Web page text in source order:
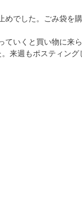
でした。ごみ袋を
いくと買い物に来
来週もポスティング